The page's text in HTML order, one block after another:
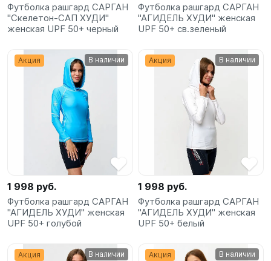
Футболка рашгард САРГАН
"Скелетон-САП ХУДИ"
женская UPF 50+ черный
Футболка рашгард САРГАН
"АГИДЕЛЬ ХУДИ" женская
UPF 50+ св.зеленый
Акция В наличии
1 998 руб.
Футболка рашгард САРГАН
"АГИДЕЛЬ ХУДИ" женская
UPF 50+ голубой
Акция В наличии
1 998 руб.
Футболка рашгард САРГАН
"АГИДЕЛЬ ХУДИ" женская
UPF 50+ белый
Акция В наличии Акция В наличии